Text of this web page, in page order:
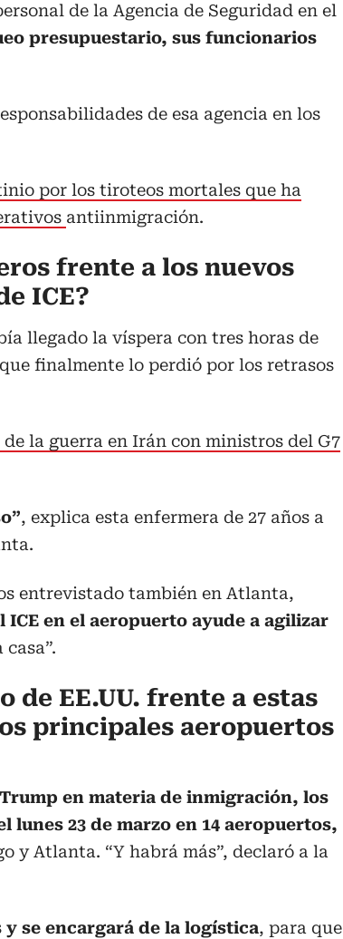
de la Agencia de Seguridad en el
presupuestario, sus funcionarios
de esa agencia en los
por los tiroteos mortales que ha
antiinmigración.
frente a los nuevos
ICE?
llegado la víspera con tres horas de
finalmente lo perdió por los retrasos
la guerra en Irán con ministros del G7
, explica esta enfermera de 27 años a
entrevistado también en Atlanta,
en el aeropuerto ayude a agilizar
de EE.UU. frente a estas
principales aeropuertos
en materia de inmigración, los
lunes 23 de marzo en 14 aeropuertos,
y Atlanta. “Y habrá más”, declaró a la
se encargará de la logística, para que